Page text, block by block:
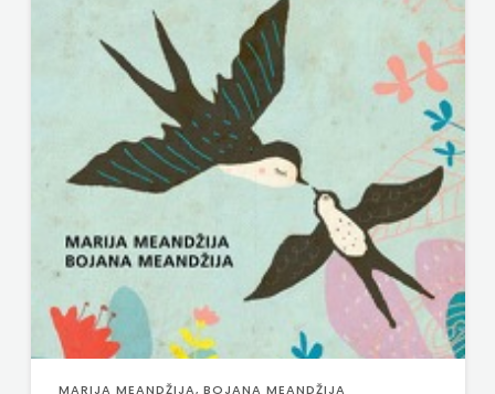
MARIJA MEANDŽIJA, BOJANA MEANDŽIJA